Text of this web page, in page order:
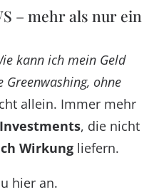
– mehr als nur ein
kann ich mein Geld
ohne
allein. Immer mehr
Investments, die nicht
Wirkung liefern.
hier an.